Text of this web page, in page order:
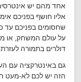
אחד מהם יש
אליו חושף בפניכם
שחסומים בפניכם עד
על עולם המשחק, או
דולרים בתמורה
גם באינטרקציה עם
הזה יש לכם לא-מעט